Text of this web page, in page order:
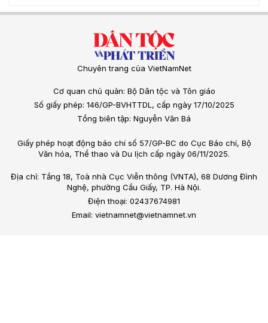
Chuyên trang của VietNamNet
Cơ quan chủ quản: Bộ Dân tộc và Tôn giáo
Số giấy phép: 146/GP-BVHTTDL, cấp ngày 17/10/2025
Tổng biên tập: Nguyễn Văn Bá
Giấy phép hoạt động báo chí số 57/GP-BC do Cục Báo chí, Bộ
Văn hóa, Thể thao và Du lịch cấp ngày 06/11/2025.
Địa chỉ: Tầng 18, Toà nhà Cục Viễn thông (VNTA), 68 Dương Đình
Nghệ, phường Cầu Giấy, TP. Hà Nội.
Điện thoại: 02437674981
Email: vietnamnet@vietnamnet.vn